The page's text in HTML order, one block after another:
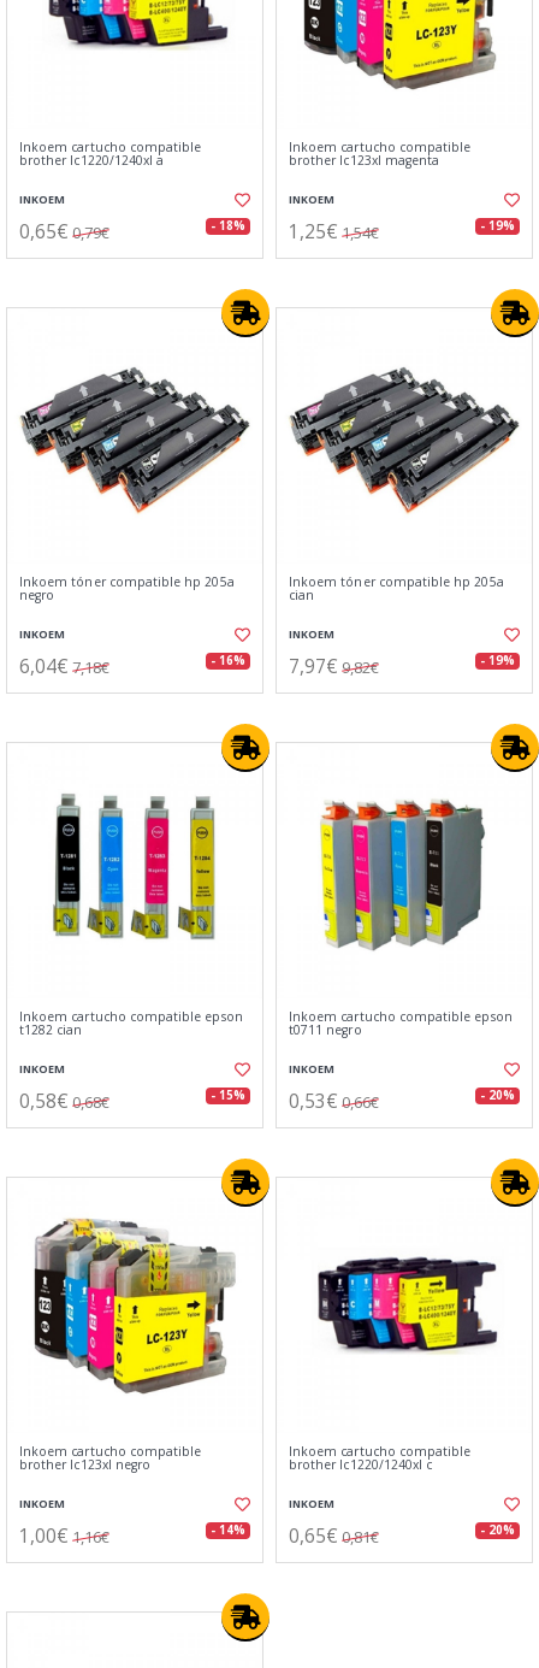
Inkoem cartucho compatible
brother lc1220/1240xl a
INKOEM
0,65€ 0,79€ - 18%
Inkoem cartucho compatible
brother lc123xl magenta
INKOEM
1,25€ 1,54€ - 19%
Inkoem tóner compatible hp 205a
negro
INKOEM
6,04€ 7,18€ - 16%
Inkoem tóner compatible hp 205a
cian
INKOEM
7,97€ 9,82€ - 19%
Inkoem cartucho compatible epson
t1282 cian
INKOEM
0,58€ 0,68€ - 15%
Inkoem cartucho compatible epson
t0711 negro
INKOEM
0,53€ 0,66€ - 20%
Inkoem cartucho compatible
brother lc123xl negro
INKOEM
1,00€ 1,16€ - 14%
Inkoem cartucho compatible
brother lc1220/1240xl c
INKOEM
0,65€ 0,81€ - 20%